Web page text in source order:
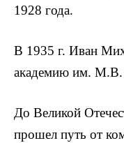
1928 года.
В 1935 г. Иван
академию им. М.В.
До Великой
прошел путь от